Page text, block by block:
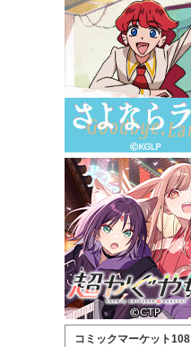
コミックマーケット108